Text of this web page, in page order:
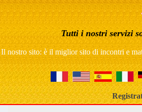
sito di incontri matrimonio arabo musulmano gratuito
Tutti i nostri servizi
Sito di incontri
Il nostro sito: è il miglior sito di incontri e